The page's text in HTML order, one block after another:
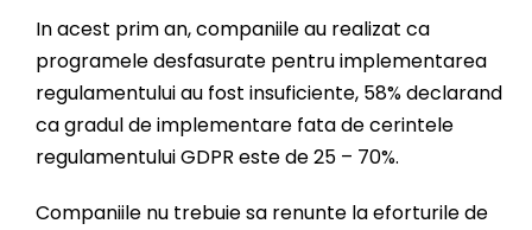
In acest prim an, companiile au realizat ca
programele desfasurate pentru implementarea
regulamentului au fost insuficiente, 58% declarand
ca gradul de implementare fata de cerintele
regulamentului GDPR este de 25 – 70%.
Companiile nu trebuie sa renunte la eforturile de